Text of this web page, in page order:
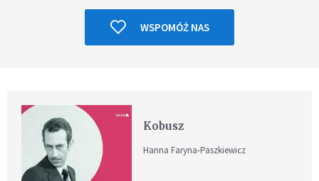
WSPOMÓŻ NAS
Kobusz
Hanna Faryna-Paszkiewicz